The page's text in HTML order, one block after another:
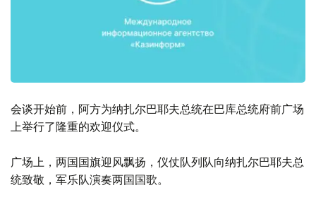
会谈开始前，阿方为纳扎尔巴耶夫总统在巴库总统府前广场
上举行了隆重的欢迎仪式。
广场上，两国国旗迎风飘扬，仪仗队列队向纳扎尔巴耶夫总
统致敬，军乐队演奏两国国歌。